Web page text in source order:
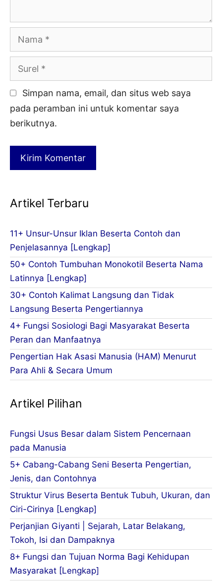
Nama
Surel
Simpan nama, email, dan situs web saya
pada peramban ini untuk komentar saya
berikutnya.
Artikel Terbaru
11+ Unsur-Unsur Iklan Beserta Contoh dan
Penjelasannya [Lengkap]
50+ Contoh Tumbuhan Monokotil Beserta Nama
Latinnya [Lengkap]
30+ Contoh Kalimat Langsung dan Tidak
Langsung Beserta Pengertiannya
4+ Fungsi Sosiologi Bagi Masyarakat Beserta
Peran dan Manfaatnya
Pengertian Hak Asasi Manusia (HAM) Menurut
Para Ahli & Secara Umum
Artikel Pilihan
Fungsi Usus Besar dalam Sistem Pencernaan
pada Manusia
5+ Cabang-Cabang Seni Beserta Pengertian,
Jenis, dan Contohnya
Struktur Virus Beserta Bentuk Tubuh, Ukuran, dan
Ciri-Cirinya [Lengkap]
Perjanjian Giyanti | Sejarah, Latar Belakang,
Tokoh, Isi dan Dampaknya
8+ Fungsi dan Tujuan Norma Bagi Kehidupan
Masyarakat [Lengkap]